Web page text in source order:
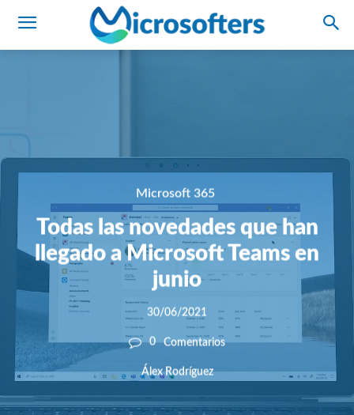
Microsoft 365
Todas las novedades que han
llegado a Microsoft Teams en
junio
30/06/2021
0 Comentarios
Álex Rodríguez